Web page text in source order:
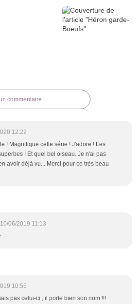
commentaire
12:22
! Magnifique cette série ! J'adore ! Les
! Et quel bel oiseau. Je n'ai pas
avoir déjà vu... Merci pour ce très beau
10/06/2019 11:13
10:55
pas celui-ci ; il porte bien son nom !!!